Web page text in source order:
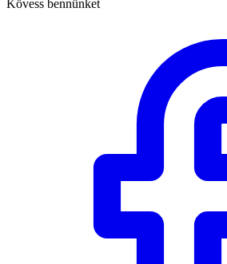
Kövess bennünket